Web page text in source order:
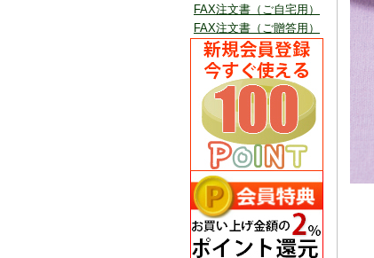
FAX注文書（ご自宅用）
FAX注文書（ご贈答用）